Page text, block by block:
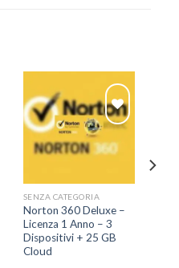
dei
desideri
SENZA CATEGORIA
Norton 360 Deluxe –
Licenza 1 Anno – 3
Dispositivi + 25 GB
Cloud